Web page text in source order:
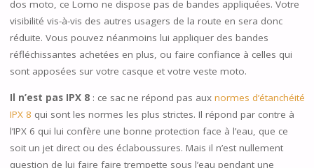
dos moto, ce Lomo ne dispose pas de bandes appliquées. Votre
visibilité vis-à-vis des autres usagers de la route en sera donc
réduite. Vous pouvez néanmoins lui appliquer des bandes
réfléchissantes achetées en plus, ou faire confiance à celles qui
sont apposées sur votre casque et votre veste moto.
Il n’est pas IPX 8: ce sac ne répond pas aux normes d’étanchéité
IPX 8 qui sont les normes les plus strictes. Il répond par contre à
l’IPX 6 qui lui confère une bonne protection face à l’eau, que ce
soit un jet direct ou des éclaboussures. Mais il n’est nullement
question de lui faire faire trempette sous l’eau pendant une